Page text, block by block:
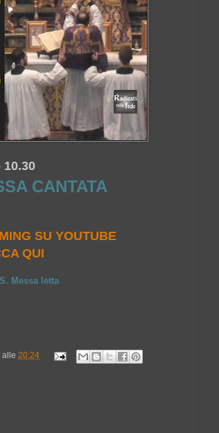
10.30
CANTATA
SU YOUTUBE
QUI
Messa letta
alle 20:24